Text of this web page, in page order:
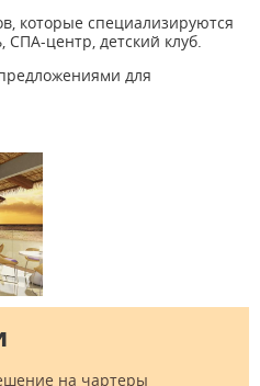
которые специализируются
центр, детский клуб.
для